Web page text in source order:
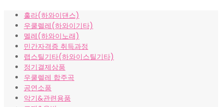
격:
₩10,000.
격:
₩8,000.
훌라(하와이댄스)
우쿨렐레(하와이기타)
멜레(하와이노래)
민간자격증 취득과정
랩스틸기타(하와이스틸기타)
정기결제상품
우쿨렐레 합주곡
공연소품
악기&관련용품